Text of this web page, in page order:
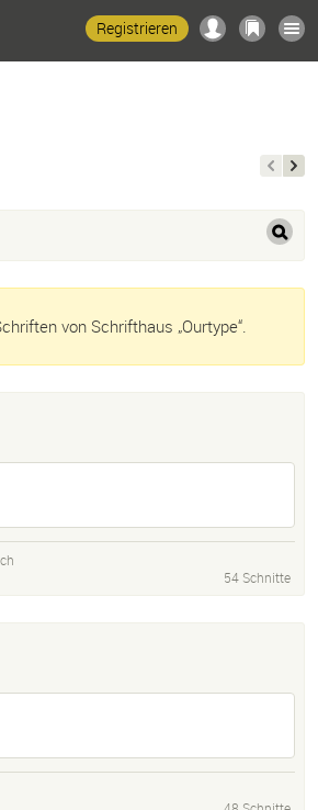
Registrieren
von Schrifthaus „Ourtype“.
54 Schnitte